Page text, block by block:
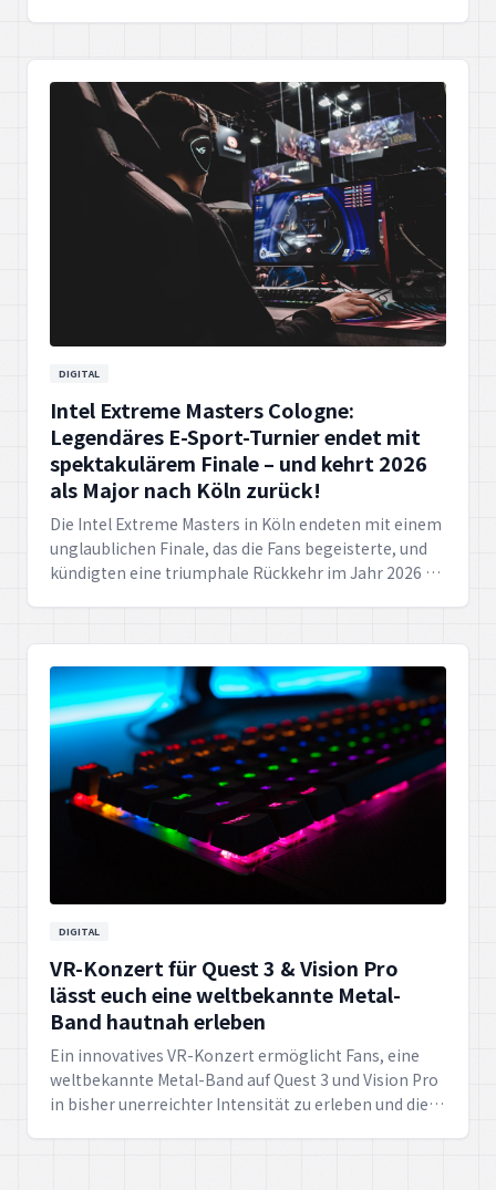
DIGITAL
Intel Extreme Masters Cologne:
Legendäres E-Sport-Turnier endet mit
spektakulärem Finale – und kehrt 2026
als Major nach Köln zurück!
Die Intel Extreme Masters in Köln endeten mit einem
unglaublichen Finale, das die Fans begeisterte, und
kündigten eine triumphale Rückkehr im Jahr 2026 als
DIGITAL
VR-Konzert für Quest 3 & Vision Pro
lässt euch eine weltbekannte Metal-
Band hautnah erleben
Ein innovatives VR-Konzert ermöglicht Fans, eine
weltbekannte Metal-Band auf Quest 3 und Vision Pro
in bisher unerreichter Intensität zu erleben und die